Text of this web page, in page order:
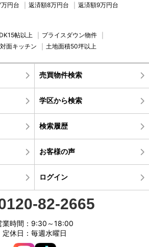
円台 返済額8万円台 返済額9万円台
帖以上
プライスダウン物件
対面キッチン 土地面積50坪以上
売買物件検索
学区から検索
検索履歴
お客様の声
ログイン
82-2665
業時間：9:30～18:00
定休日：毎週水曜日